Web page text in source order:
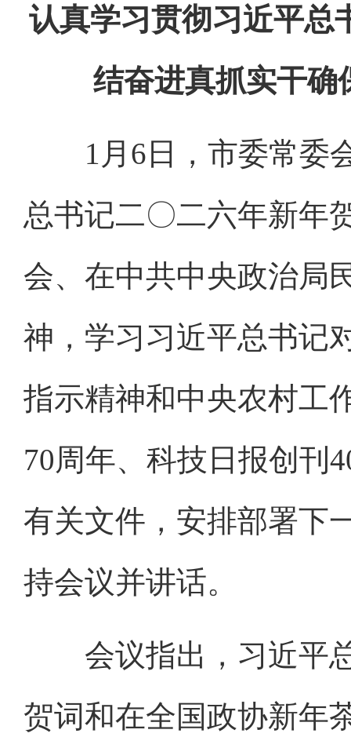
认真学习贯彻习近平总
结奋进真抓实干确
1月6日，市委常委会
总书记二〇二六年新年
会、在中共中央政治局
神，学习习近平总书记
指示精神和中央农村工
70周年、科技日报创刊
有关文件，安排部署下
持会议并讲话。
会议指出，习近平总
贺词和在全国政协新年